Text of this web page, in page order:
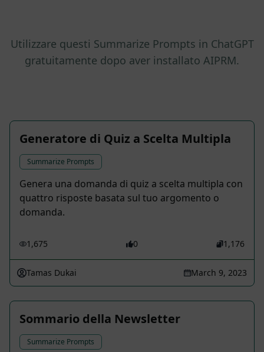
Utilizzare questi Summarize Prompts in ChatGPT
gratuitamente dopo aver installato AIPRM.
Generatore di Quiz a Scelta Multipla
Summarize Prompts
Genera una domanda di quiz a scelta multipla con
quattro risposte basata sul tuo argomento o
domanda.
1,675 0 1,176
Tamas Dukai March 9, 2023
Sommario della Newsletter
Summarize Prompts